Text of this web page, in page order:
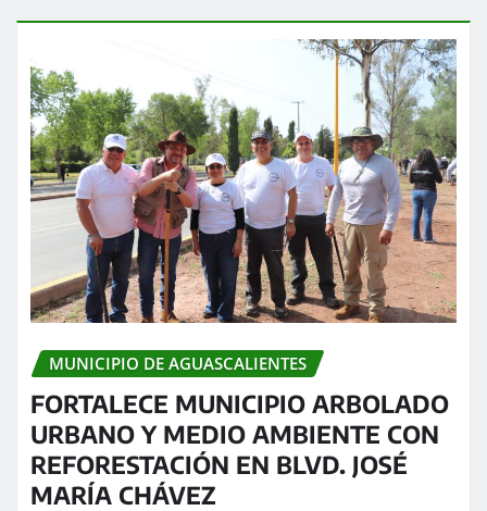
MUNICIPIO DE AGUASCALIENTES
FORTALECE MUNICIPIO ARBOLADO
URBANO Y MEDIO AMBIENTE CON
REFORESTACIÓN EN BLVD. JOSÉ
MARÍA CHÁVEZ